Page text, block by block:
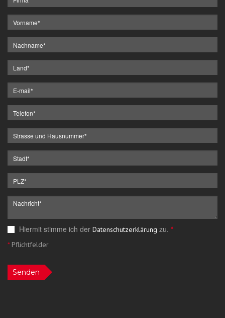
Hiermit stimme ich der Datenschutzerklärung zu. *
*Pflichtfelder
Senden